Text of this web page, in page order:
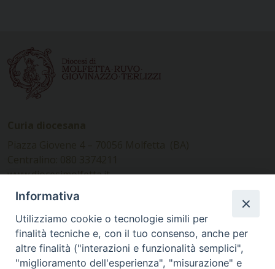
www.diocesimolfetta.it –
diocesimolfetta@pec.chiesacattolica.it
Ufficio Comunicazioni sociali
Piazza Giovene 4 – 70056 Molfetta (BA)
Informativa
Utilizziamo cookie o tecnologie simili per
finalità tecniche e, con il tuo consenso, anche per
altre finalità ("interazioni e funzionalità semplici",
"miglioramento dell'esperienza", "misurazione" e